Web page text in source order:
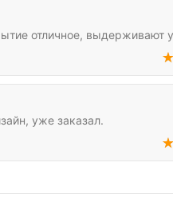
отличное, выдерживают
уже заказал.